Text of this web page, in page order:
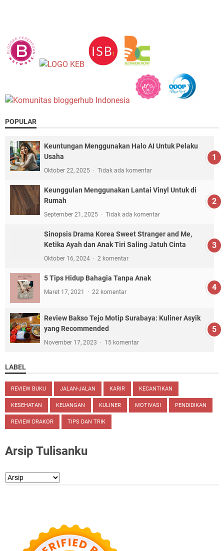
POPULAR
Keuntungan Menggunakan Halo AI Untuk Pelaku
Usaha
Oktober 22, 2025 Tidak ada komentar
Keunggulan Menggunakan Lantai Vinyl Untuk di
Rumah
September 21, 2025 Tidak ada komentar
Sinopsis Drama Korea Sweet Stranger and Me,
Ketika Ayah dan Anak Tiri Saling Jatuh Cinta
Oktober 16, 2024 2 komentar
5 Tips Hidup Bahagia Tanpa Anak
Maret 17, 2021 22 komentar
Review Bakso Tejo Motip Surabaya: Kuliner Asyik
yang Recommended
November 17, 2023 15 komentar
LABEL
REVIEW BUKU JALAN-JALAN KARIR KECANTIKAN
KESEHATAN KEUANGAN KULINER MOTIVASI PENDIDIKAN
REVIEW DRAKOR TIPS DAN TRIK
Arsip Tulisanku